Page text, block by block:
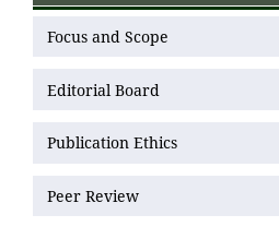
Focus and Scope
Editorial Board
Publication Ethics
Peer Review